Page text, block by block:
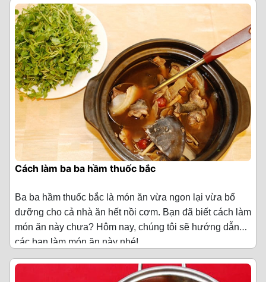
người ăn)
· Cá tra 2 con (khoảng 3kg)
· Cháo gói 5 gói
· Gừng 1 củ
Hành lá 5 nhánh
Thì là 3 nhánh
· Hành tím 5 củ
· Ớt 2 quả
· Dầu ăn 2 thìa canh
· Nước mắm 1 thìa canh
Gia vị thông dụng 1 ít (Muối/ đường/ hạt
Cách làm ba ba hầm thuốc bắc
Ba ba hầm thuốc bắc là món ăn vừa ngon lại vừa bổ
dưỡng cho cả nhà ăn hết nồi cơm. Bạn đã biết cách làm
món ăn này chưa? Hôm nay, chúng tôi sẽ hướng dẫn
các bạn làm món ăn này nhé!
Nguyên liệu làm ba ba hầm thuốc bắc
1 con ba ba tầm 1,3 – 1,5 kg